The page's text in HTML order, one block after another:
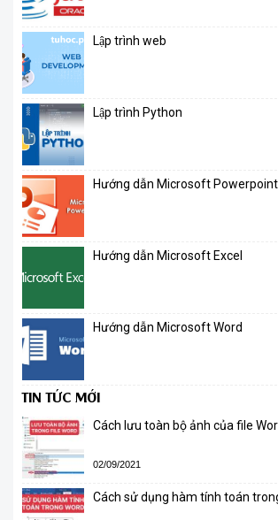
Lập trình web
Lập trình Python
Hướng dẫn Microsoft Powerpoint
Hướng dẫn Microsoft Excel
Hướng dẫn Microsoft Word
TIN TỨC MỚI
Cách lưu toàn bộ ảnh của file
02/09/2021
Cách sử dụng hàm tính toán